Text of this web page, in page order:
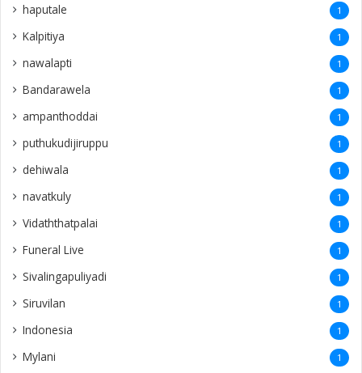
haputale 1
Kalpitiya 1
nawalapti 1
Bandarawela 1
ampanthoddai 1
puthukudijiruppu 1
dehiwala 1
navatkuly 1
Vidaththatpalai 1
Funeral Live 1
Sivalingapuliyadi 1
Siruvilan 1
Indonesia 1
Mylani 1